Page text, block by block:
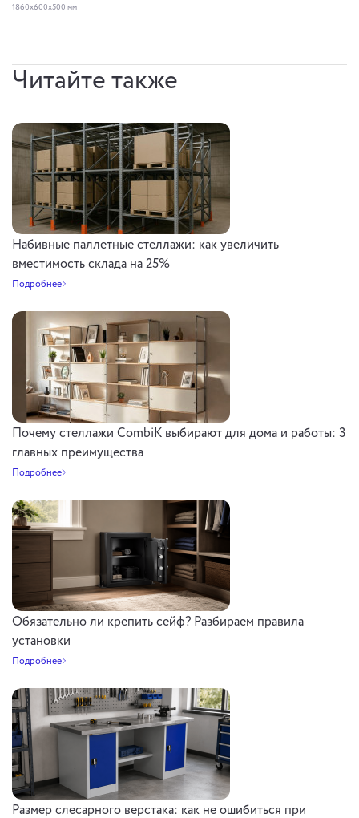
1860x600x500 мм
Читайте также
Набивные паллетные стеллажи: как увеличить
вместимость склада на 25%
Подробнее
Почему стеллажи CombiK выбирают для дома и работы: 3
главных преимущества
Подробнее
Обязательно ли крепить сейф? Разбираем правила
установки
Подробнее
Размер слесарного верстака: как не ошибиться при